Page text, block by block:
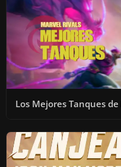
Los Mejores Tanques